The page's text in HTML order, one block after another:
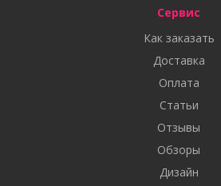
Сервис
Как заказать
Доставка
Оплата
Статьи
Отзывы
Обзоры
Дизайн